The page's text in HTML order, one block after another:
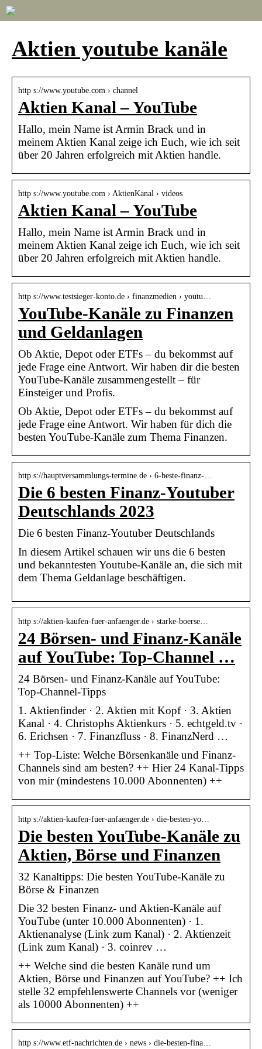
Aktien youtube kanäle
http s://www.youtube.com › channel
Aktien Kanal – YouTube
Hallo, mein Name ist Armin Brack und in
meinem Aktien Kanal zeige ich Euch, wie ich seit
über 20 Jahren erfolgreich mit Aktien handle.
http s://www.youtube.com › AktienKanal › videos
Aktien Kanal – YouTube
Hallo, mein Name ist Armin Brack und in
meinem Aktien Kanal zeige ich Euch, wie ich seit
über 20 Jahren erfolgreich mit Aktien handle.
http s://www.testsieger-konto.de › finanzmedien › youtu…
YouTube-Kanäle zu Finanzen
und Geldanlagen
Ob Aktie, Depot oder ETFs – du bekommst auf
jede Frage eine Antwort. Wir haben dir die besten
YouTube-Kanäle zusammengestellt – für
Einsteiger und Profis.
Ob Aktie, Depot oder ETFs – du bekommst auf
jede Frage eine Antwort. Wir haben für dich die
besten YouTube-Kanäle zum Thema Finanzen.
http s://hauptversammlungs-termine.de › 6-beste-finanz-…
Die 6 besten Finanz-Youtuber
Deutschlands 2023
Die 6 besten Finanz-Youtuber Deutschlands
In diesem Artikel schauen wir uns die 6 besten
und bekanntesten Youtube-Kanäle an, die sich mit
dem Thema Geldanlage beschäftigen.
http s://aktien-kaufen-fuer-anfaenger.de › starke-boerse…
24 Börsen- und Finanz-Kanäle
auf YouTube: Top-Channel …
24 Börsen- und Finanz-Kanäle auf YouTube:
Top-Channel-Tipps
1. Aktienfinder · 2. Aktien mit Kopf · 3. Aktien
Kanal · 4. Christophs Aktienkurs · 5. echtgeld.tv ·
6. Erichsen · 7. Finanzfluss · 8. FinanzNerd …
++ Top-Liste: Welche Börsenkanäle und Finanz-
Channels sind am besten? ++ Hier 24 Kanal-Tipps
von mir (mindestens 10.000 Abonnenten) ++
http s://aktien-kaufen-fuer-anfaenger.de › die-besten-yo…
Die besten YouTube-Kanäle zu
Aktien, Börse und Finanzen
32 Kanaltipps: Die besten YouTube-Kanäle zu
Börse & Finanzen
Die 32 besten Finanz- und Aktien-Kanäle auf
YouTube (unter 10.000 Abonnenten) · 1.
Aktienanalyse (Link zum Kanal) · 2. Aktienzeit
(Link zum Kanal) · 3. coinrev …
++ Welche sind die besten Kanäle rund um
Aktien, Börse und Finanzen auf YouTube? ++ Ich
stelle 32 empfehlenswerte Channels vor (weniger
als 10000 Abonnenten) ++
http s://www.etf-nachrichten.de › news › die-besten-fina…